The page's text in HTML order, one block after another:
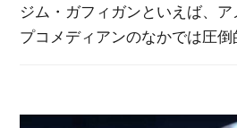
ジム・ガフィガンといえば、
プコメディアンのなかでは圧